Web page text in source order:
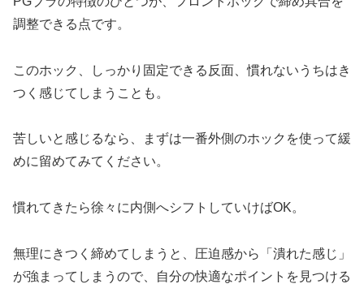
調整できる点です。
このホック、しっかり固定できる反面、慣れないうちはき
つく感じてしまうことも。
苦しいと感じるなら、まずは一番外側のホックを使って緩
めに留めてみてください。
慣れてきたら徐々に内側へシフトしていけばOK。
無理にきつく締めてしまうと、圧迫感から「潰れた感じ」
が強まってしまうので、自分の快適なポイントを見つける